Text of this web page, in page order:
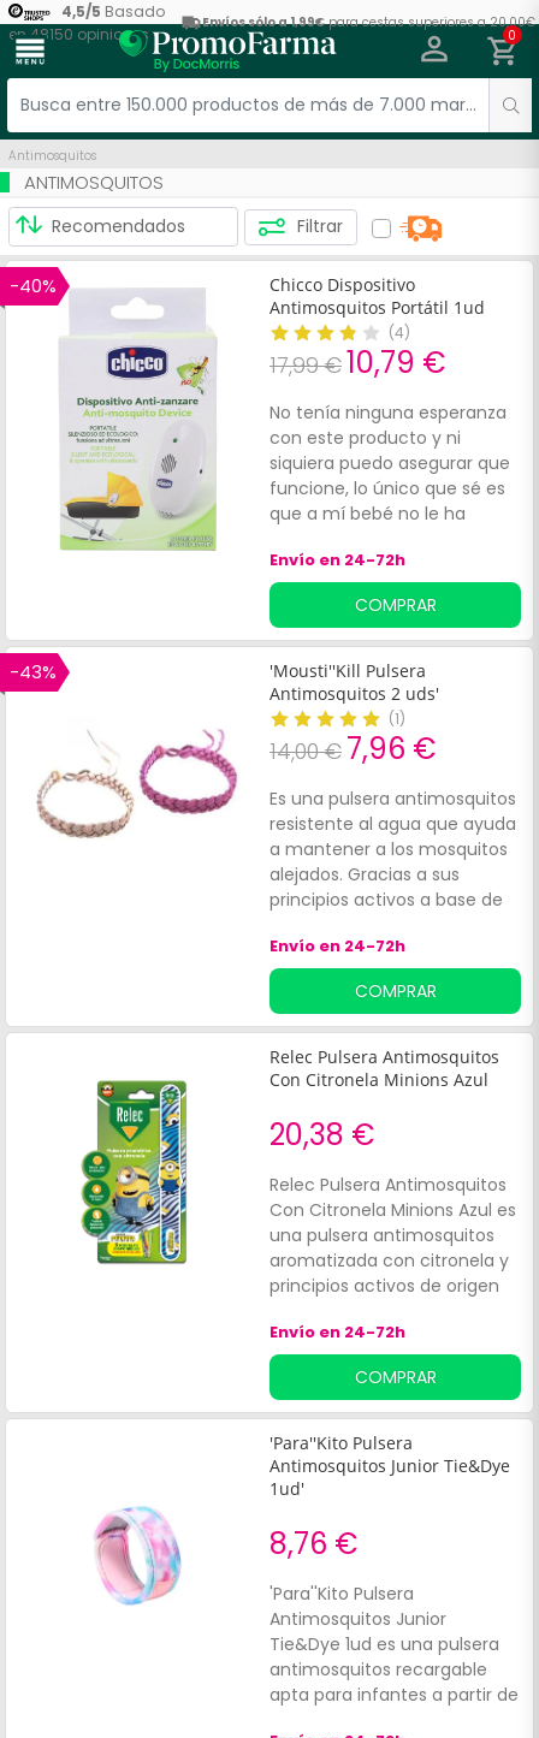
4,5/5 Basado
en48150 opiniones
Envíos sólo a 1,99€para cestas superiores a 20,00€
menu 0
Antimosquitos
ANTIMOSQUITOS
Filtrar
-40%
Chicco Dispositivo
Antimosquitos Portátil 1ud
(4)
17,99 €10,79 €
No tenía ninguna esperanza
con este producto y ni
siquiera puedo asegurar que
funcione, lo único que sé es
que a mí bebé no le ha
Isla Cristina, el pueblo con
más mosquitos dwl mundo
Envío en 24-72h
COMPRAR
-43%
'Mousti''Kill Pulsera
Antimosquitos 2 uds'
(1)
14,00 € 7,96 €
Es una pulsera antimosquitos
resistente al agua que ayuda
a mantener a los mosquitos
alejados. Gracias a sus
principios activos a base de
geranio, menta, lavanda y
citronela, actúa como
repelente de estos insectos.
Contiene 2 unidades. *El color
del producto puede variar
según disponibilidad.
Envío en 24-72h
COMPRAR
Relec Pulsera Antimosquitos
Con Citronela Minions Azul
20,38 €
Relec Pulsera Antimosquitos
Con Citronela Minions Azul es
una pulsera antimosquitos
aromatizada con citronela y
principios activos de origen
mantener alejados a los
mosquitos. Ofrece hasta 1
mes de protección y está
indicada para la práctica de
actividades al aire libre,
gracias a su resistencia al
agua. Apto para adultos y
Con diseño de Los Minions.
Envío en 24-72h
COMPRAR
'Para''Kito Pulsera
Antimosquitos Junior Tie&Dye
1ud'
8,76 €
'Para''Kito Pulsera
Antimosquitos Junior
Tie&Dye 1ud es una pulsera
antimosquitos recargable
apta para infantes a partir de